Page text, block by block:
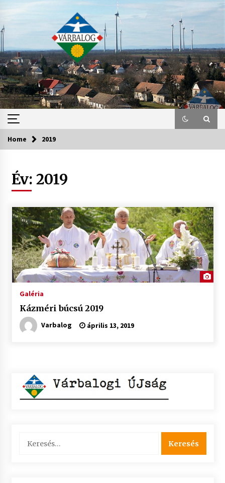
content
Home 2019
Év: 2019
Galéria
Kázméri búcsú 2019
Varbalog április 13, 2019